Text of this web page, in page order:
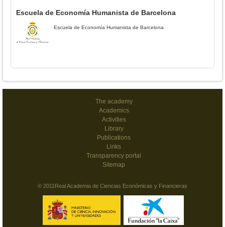
Escuela de Economía Humanista de Barcelona
Escuela de Economía Humanista de Barcelona
The academy
Academics
Activities
Library
Publications
Links
Transparency portal
Sitemap
© 2011Real Academia de Ciencias Económicas y Financieras